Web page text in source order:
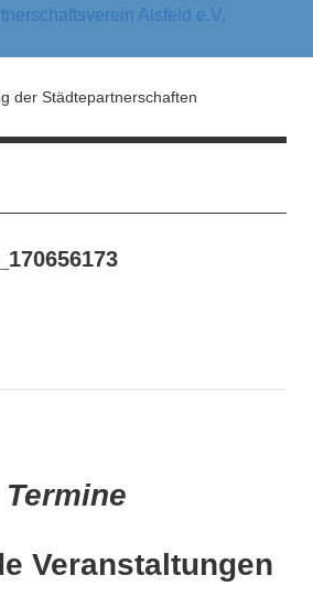
der Städtepartnerschaften
Termine
Veranstaltungen